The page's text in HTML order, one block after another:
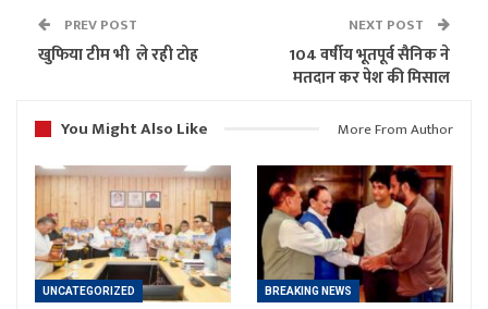
PREV POST
खुफिया टीम भी ले रही टोह
NEXT POST
104 वर्षीय भूतपूर्व सैनिक ने
मतदान कर पेश की मिसाल
You Might Also Like
More From Author
UNCATEGORIZED BREAKING NEWS